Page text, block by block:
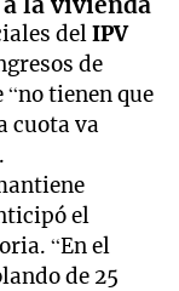
delIPV
de
tienen que
cuota va
el
“En el
de 25